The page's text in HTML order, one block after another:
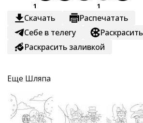
1
Скачать
1
Распечатать
Себе в телегу
Раскрасить
Раскрасить заливкой
Еще Шляпа